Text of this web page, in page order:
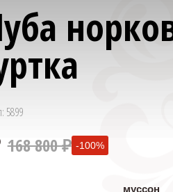
5899
168 800 ₽ -100%
муссон